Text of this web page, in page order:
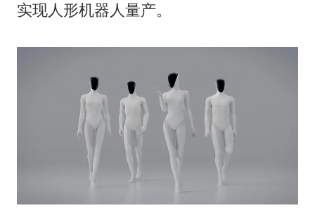
实现人形机器人量产。